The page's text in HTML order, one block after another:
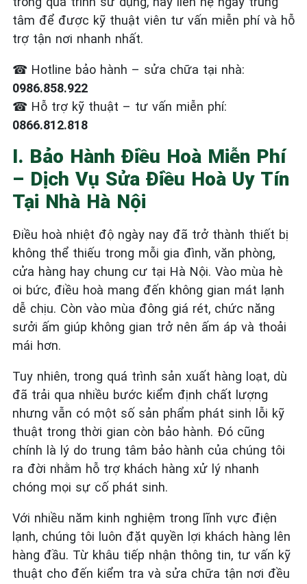
tâm để được kỹ thuật viên tư vấn miễn phí và hỗ
trợ tận nơi nhanh nhất.
☎ Hotline bảo hành – sửa chữa tại nhà:
0986.858.922
☎ Hỗ trợ kỹ thuật – tư vấn miễn phí:
0866.812.818
I. Bảo Hành Điều Hoà Miễn Phí
– Dịch Vụ Sửa Điều Hoà Uy Tín
Tại Nhà Hà Nội
Điều hoà nhiệt độ ngày nay đã trở thành thiết bị
không thể thiếu trong mỗi gia đình, văn phòng,
cửa hàng hay chung cư tại Hà Nội. Vào mùa hè
oi bức, điều hoà mang đến không gian mát lạnh
dễ chịu. Còn vào mùa đông giá rét, chức năng
sưởi ấm giúp không gian trở nên ấm áp và thoải
mái hơn.
Tuy nhiên, trong quá trình sản xuất hàng loạt, dù
đã trải qua nhiều bước kiểm định chất lượng
nhưng vẫn có một số sản phẩm phát sinh lỗi kỹ
thuật trong thời gian còn bảo hành. Đó cũng
chính là lý do trung tâm bảo hành của chúng tôi
ra đời nhằm hỗ trợ khách hàng xử lý nhanh
chóng mọi sự cố phát sinh.
Với nhiều năm kinh nghiệm trong lĩnh vực điện
lạnh, chúng tôi luôn đặt quyền lợi khách hàng lên
hàng đầu. Từ khâu tiếp nhận thông tin, tư vấn kỹ
thuật cho đến kiểm tra và sửa chữa tận nơi đều